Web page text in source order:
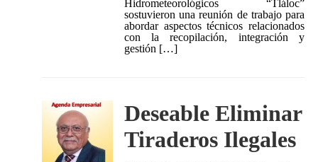
Hidrometeorológicos “Tláloc”
sostuvieron una reunión de trabajo para
abordar aspectos técnicos relacionados
con la recopilación, integración y
gestión […]
Deseable Eliminar
Tiraderos Ilegales